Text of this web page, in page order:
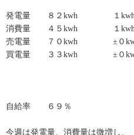
発電量 ８２kwh １kwh
消費量 ４５kwh １kwh
売電量 ７０kwh ±０
買電量 ３３kwh ±０
自給率 ６９％
今週は発電量、消費量は微増し、